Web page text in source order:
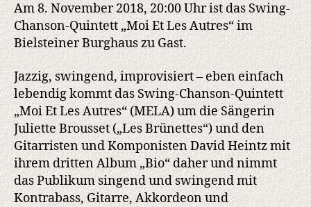
Am 8. November 2018, 20:00 Uhr ist das Swing-
Chanson-Quintett „Moi Et Les Autres“ im
Bielsteiner Burghaus zu Gast.
Jazzig, swingend, improvisiert – eben einfach
lebendig kommt das Swing-Chanson-Quintett
„Moi Et Les Autres“ (MELA) um die Sängerin
Juliette Brousset („Les Brünettes“) und den
Gitarristen und Komponisten David Heintz mit
ihrem dritten Album „Bio“ daher und nimmt
das Publikum singend und swingend mit
Kontrabass, Gitarre, Akkordeon und